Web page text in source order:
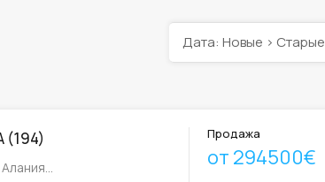
Дата: Новые > Старые
(194) Продажа
от 294500€